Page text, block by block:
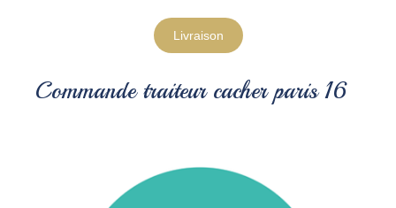
Livraison
Commande traiteur cacher paris 16